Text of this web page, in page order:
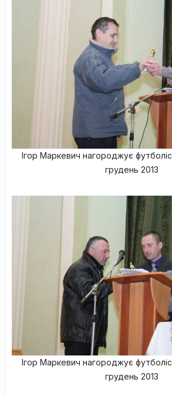
Ігор Маркевич нагороджує
грудень 2013
Ігор Маркевич нагороджує
грудень 2013